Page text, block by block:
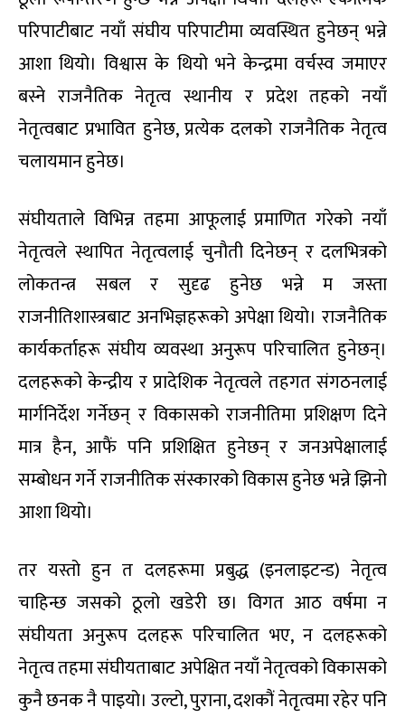
परिपाटीबाट नयाँ संघीय परिपाटीमा व्यवस्थित हुनेछन् भन्ने
आशा थियो। विश्वास के थियो भने केन्द्रमा वर्चस्व जमाएर
बस्ने राजनैतिक नेतृत्व स्थानीय र प्रदेश तहको नयाँ
नेतृत्वबाट प्रभावित हुनेछ, प्रत्येक दलको राजनैतिक नेतृत्व
चलायमान हुनेछ।
संघीयताले विभिन्न तहमा आफूलाई प्रमाणित गरेको नयाँ
नेतृत्वले स्थापित नेतृत्वलाई चुनौती दिनेछन् र दलभित्रको
लोकतन्त्र सबल र सुदृढ हुनेछ भन्ने म जस्ता
राजनीतिशास्त्रबाट अनभिज्ञहरूको अपेक्षा थियो। राजनैतिक
कार्यकर्ताहरू संघीय व्यवस्था अनुरूप परिचालित हुनेछन्।
दलहरूको केन्द्रीय र प्रादेशिक नेतृत्वले तहगत संगठनलाई
मार्गनिर्देश गर्नेछन् र विकासको राजनीतिमा प्रशिक्षण दिने
मात्र हैन, आफैं पनि प्रशिक्षित हुनेछन् र जनअपेक्षालाई
सम्बोधन गर्ने राजनीतिक संस्कारको विकास हुनेछ भन्ने झिनो
आशा थियो।
तर यस्तो हुन त दलहरूमा प्रबुद्ध (इनलाइटन्ड) नेतृत्व
चाहिन्छ जसको ठूलो खडेरी छ। विगत आठ वर्षमा न
संघीयता अनुरूप दलहरू परिचालित भए, न दलहरूको
नेतृत्व तहमा संघीयताबाट अपेक्षित नयाँ नेतृत्वको विकासको
कुनै छनक नै पाइयो। उल्टो, पुराना, दशकौं नेतृत्वमा रहेर पनि